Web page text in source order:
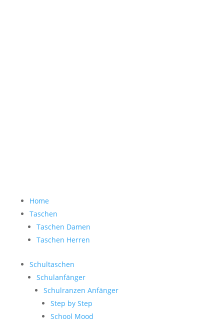
Home
Taschen
Taschen Damen
Taschen Herren
Schultaschen
Schulanfänger
Schulranzen Anfänger
Step by Step
School Mood